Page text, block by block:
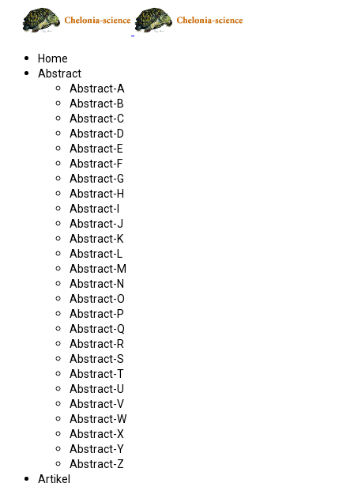
Home
Abstract
Abstract-A
Abstract-B
Abstract-C
Abstract-D
Abstract-E
Abstract-F
Abstract-G
Abstract-H
Abstract-I
Abstract-J
Abstract-K
Abstract-L
Abstract-M
Abstract-N
Abstract-O
Abstract-P
Abstract-Q
Abstract-R
Abstract-S
Abstract-T
Abstract-U
Abstract-V
Abstract-W
Abstract-X
Abstract-Y
Abstract-Z
Artikel